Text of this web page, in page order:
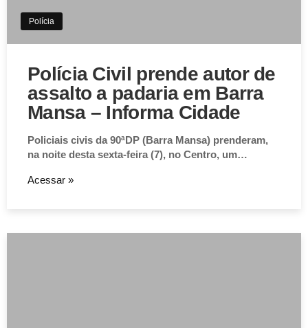
Polícia
Polícia Civil prende autor de
assalto a padaria em Barra
Mansa – Informa Cidade
Policiais civis da 90ªDP (Barra Mansa) prenderam,
na noite desta sexta-feira (7), no Centro, um…
Acessar »